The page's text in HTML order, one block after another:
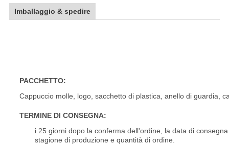
Imballaggio & spedire
PACCHETTO:
Cappuccio molle, logo, sacchetto di plastica, anello di guardia,
TERMINE DI CONSEGNA:
i 25 giorni dopo la conferma dell'ordine, la data di
stagione di produzione e quantità di ordine.